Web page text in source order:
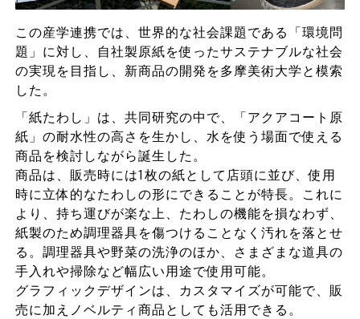
この産学連携では、世界的な社会課題である「環境問
題」に対し、自社製原紙を使ったサステナブルな社会
の実現を目指し、新商品の開発を多摩美術大学と模索
した。
「紙たわし」は、共同研究の中で、「アクアコート原
紙」の耐水性の高さを生かし、水を使う場面で使える
商品を検討しながら誕生した。
商品は、販売時には1枚の紙として店頭に並び、使用
時に立体的なたわしの形にできることが特長。これに
より、持ち運びが楽な上、たわしの機能を損なわず、
紙製のため調理器具を傷つけることなく汚れを落とせ
る。調理器具や野菜の洗浄のほか、さまざまな道具の
手入れや掃除など幅広い用途で使用可能。
グラフィックデザインは、カスタマイズが可能で、販
売に加えノベルティ商品としても活用できる。